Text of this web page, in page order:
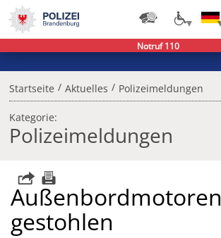
Startseite / Aktuelles / Polizeimeldungen
Kategorie:
Polizeimeldungen
Außenbordmotoren
gestohlen
Notruf 110